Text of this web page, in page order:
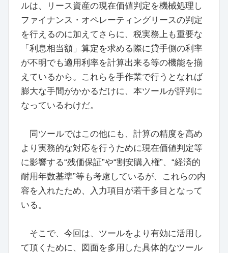
ルは、リース資産の現在価値判定を機械処理し
ファイナンス・オペレーティングリースの判定
を行えるのに加えてさらに、税実務上も重要な
「利息相当額」算定を求める際に貸手側の利率
が不明でも適用利率を計算出来る等の機能を揃
えているから。これらを手作業で行うとなれば
膨大な手間がかかるだけに、本ツールが評判に
なっているわけだ。
同ツールではこの他にも、計算の精度を高め
より実務的な対応を行うために現在価値判定等
に影響する“残価保証”や“割安購入権”、“経済的
耐用年数基準”等も考慮しているが、これらの内
容を入れたため、入力項目が若干多目となって
いる。
そこで、今回は、ツールをより有効に活用し
て頂くために、図面を多用した具体的なツール